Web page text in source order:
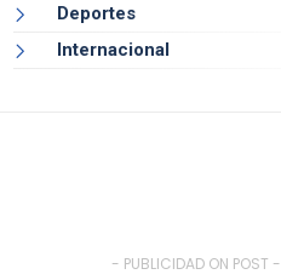
Deportes
Internacional
- PUBLICIDAD ON POST -